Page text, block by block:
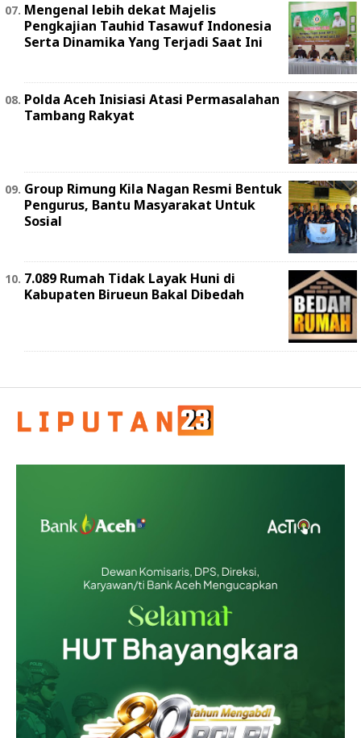
Mengenal lebih dekat Majelis
Pengkajian Tauhid Tasawuf Indonesia
Serta Dinamika Yang Terjadi Saat Ini
Polda Aceh Inisiasi Atasi Permasalahan
Tambang Rakyat
Group Rimung Kila Nagan Resmi Bentuk
Pengurus, Bantu Masyarakat Untuk
Sosial
7.089 Rumah Tidak Layak Huni di
Kabupaten Birueun Bakal Dibedah